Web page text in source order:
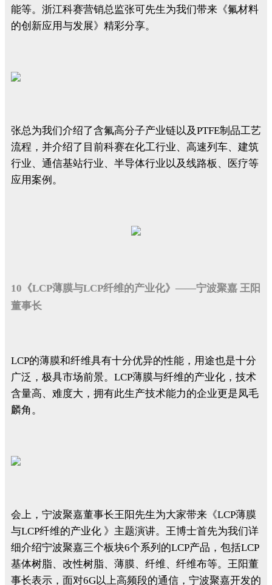
能等。浙江科赛营销总监张可先生为我们带来《氟材料
的创新应用与发展》精彩分享。
张总为我们介绍了含氟高分子产业链以及PTFE制品工艺
流程，并介绍了目前科赛在化工行业、高速列车、建筑
行业、通信基站行业、半导体行业以及线路板、医疗等
应用案例。
10《LCP薄膜与LCP纤维的产业化》——宁波聚嘉 王阳
董事长
LCP的薄膜和纤维具有十分优异的性能，用途也是十分
广泛，极具市场前景。LCP薄膜与纤维的产业化，技术
含量高、难度大，拥有此生产技术能力的企业更是凤毛
麟角。
会上，宁波聚嘉董事长王阳先生为大家带来《LCP薄膜
与LCP纤维的产业化 》主题演讲。王博士首先为我们详
细介绍宁波聚嘉三个板块6个系列的LCP产品，包括LCP
基体树脂、改性树脂、薄膜、纤维、纤维布等。王阳董
事长表示，面对6G以上高频段的通信，宁波聚嘉开发的